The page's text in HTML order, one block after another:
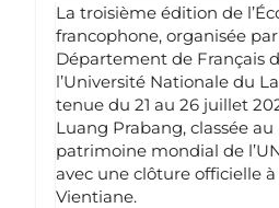
La troisième édition de
francophone, organisée
Département de Français
l’Université Nationale du
tenue du 21 au 26 juillet
Luang Prabang, classée au
patrimoine mondial de
avec une clôture officielle à
Vientiane.